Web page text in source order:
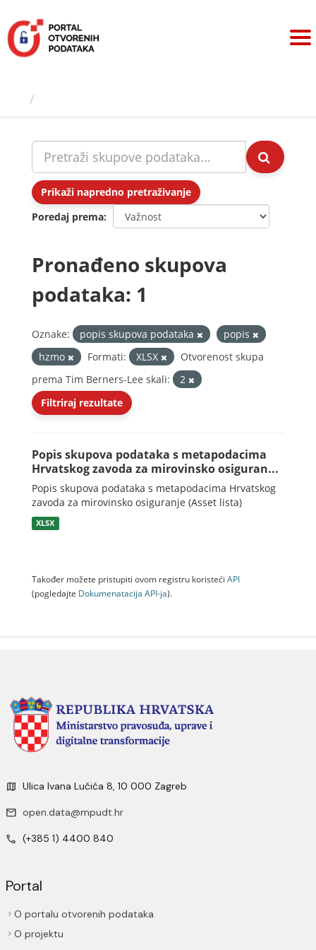
sadržaj
Prikaži napredno pretraživanje
Poredaj prema
Pronađeno skupova
podataka: 1
Oznake: popis skupova podataka
popis
hzmo
Formati: XLSX
Otvorenost skupa
prema Tim Berners-Lee skali:
2
Filtriraj rezultate
Popis skupova podataka s metapodacima
Hrvatskog zavoda za mirovinsko osiguran...
Popis skupova podataka s metapodacima Hrvatskog
zavoda za mirovinsko osiguranje (Asset lista)
XLSX
Također možete pristupiti ovom registru koristeći API
(pogledajte Dokumenаtаcijа API-jа).